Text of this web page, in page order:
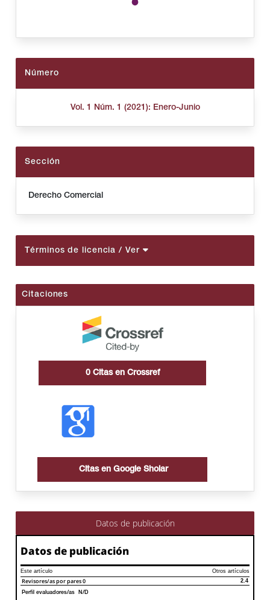
Número
Vol. 1 Núm. 1 (2021): Enero-Junio
Sección
Derecho Comercial
Términos de licencia/ Ver
Citaciones
0Citas en Crossref
Citas en Google Sholar
Datos de publicación
Datos de publicación
Este artículo Otros artículos
Revisores/as por pares0 2.4
Perfil evaluadores/as N/D